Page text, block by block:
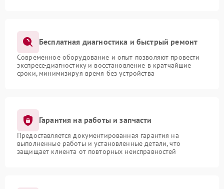
Бесплатная диагностика и быстрый ремонт
Современное оборудование и опыт позволяют провести
экспресс-диагностику и восстановление в кратчайшие
сроки, минимизируя время без устройства
Гарантия на работы и запчасти
Предоставляется документированная гарантия на
выполненные работы и установленные детали, что
защищает клиента от повторных неисправностей